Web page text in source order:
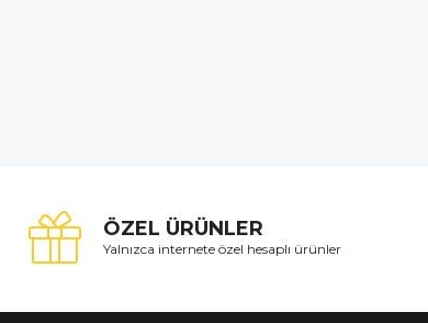
ÖZEL ÜRÜNLER
Yalnızca internete özel hesaplı ürünler